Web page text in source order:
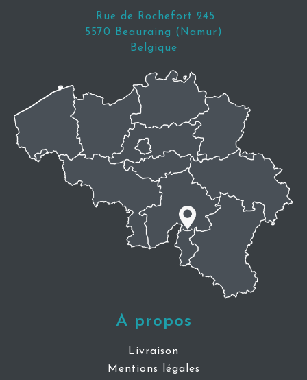
Rue de Rochefort 245
5570 Beauraing (Namur)
Belgique
A propos
Livraison
Mentions légales